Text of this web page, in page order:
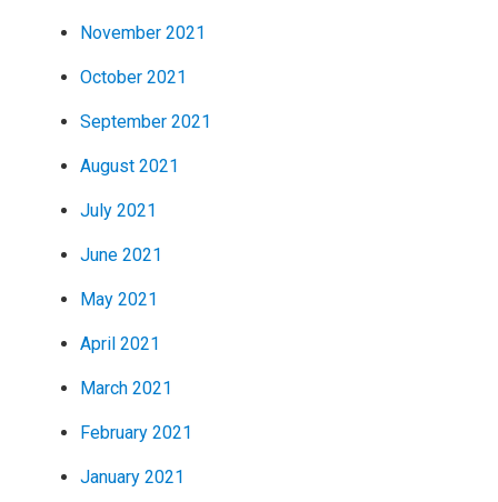
November 2021
October 2021
September 2021
August 2021
July 2021
June 2021
May 2021
April 2021
March 2021
February 2021
January 2021